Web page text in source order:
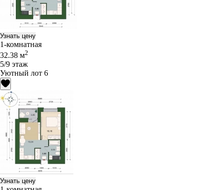
Узнать цену
1-комнатная
32.38 м2
5/9 этаж
Уютный лот 6
Узнать цену